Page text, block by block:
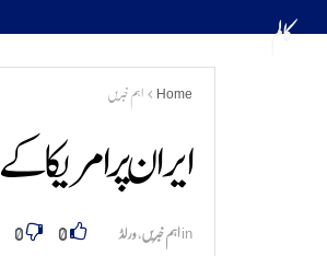
کالم
Home اہم خبریں
ایران پر امریکا کے 3 جوہری تنصیبات پر براہِ راست حملے
in اہم خبریں,ورلڈ 0
0